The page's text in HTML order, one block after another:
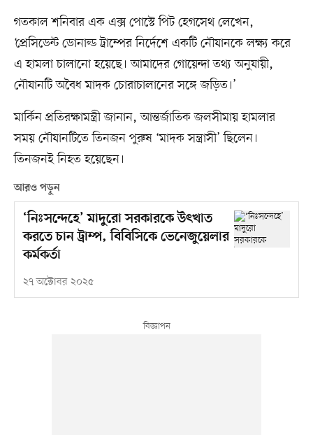
গতকাল শনিবার এক এক্স পোস্টে পিট হেগসেথ লেখেন,
‘প্রেসিডেন্ট ডোনাল্ড ট্রাম্পের নির্দেশে একটি নৌযানকে লক্ষ্য করে
এ হামলা চালানো হয়েছে। আমাদের গোয়েন্দা তথ্য অনুযায়ী,
নৌযানটি অবৈধ মাদক চোরাচালানের সঙ্গে জড়িত।’
মার্কিন প্রতিরক্ষামন্ত্রী জানান, আন্তর্জাতিক জলসীমায় হামলার
সময় নৌযানটিতে তিনজন পুরুষ ‘মাদক সন্ত্রাসী’ ছিলেন।
তিনজনই নিহত হয়েছেন।
আরও পড়ুন
‘নিঃসন্দেহে’ মাদুরো সরকারকে উৎখাত
করতে চান ট্রাম্প, বিবিসিকে ভেনেজুয়েলার
কর্মকর্তা
২৭ অক্টোবর ২০২৫